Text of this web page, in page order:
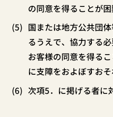
の同意を得ることが
国または地方公共団
るうえで、協力する
お客様の同意を得る
に支障をおよぼすお
次項5．に掲げる者に